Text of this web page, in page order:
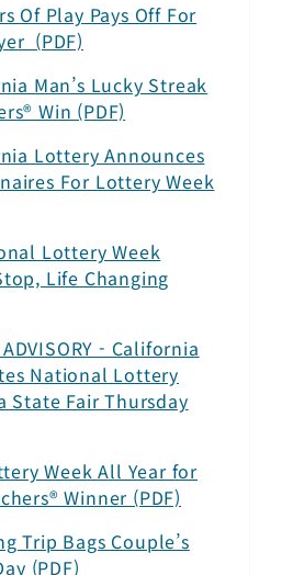
Of Play Pays Off For
(PDF)
Man’s Lucky Streak
Win (PDF)
Lottery Announces
For Lottery Week
Lottery Week
Life Changing
ADVISORY - California
National Lottery
State Fair Thursday
Week All Year for
Winner (PDF)
Trip Bags Couple’s
(PDF)